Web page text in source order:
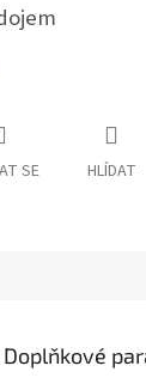
SE HLÍDAT
Doplňkové